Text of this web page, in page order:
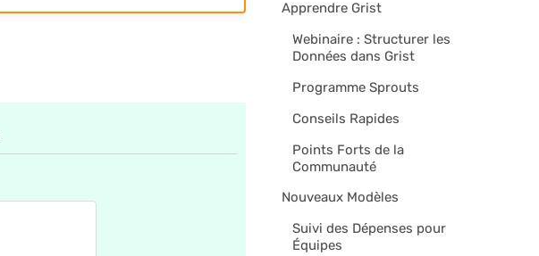
Apprendre Grist
Webinaire : Structurer les
Données dans Grist
Programme Sprouts
Conseils Rapides
Points Forts de la
Communauté
Nouveaux Modèles
Suivi des Dépenses pour
Équipes